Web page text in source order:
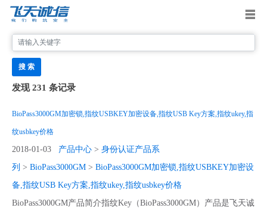
搜 索
发现 231 条记录
BioPass3000GM加密锁,指纹USBKEY加密设备,指纹USB Key方案,指纹ukey,指
纹usbkey价格
2018-01-03 产品中心 > 身份认证产品系
列 > BioPass3000GM > BioPass3000GM加密锁,指纹USBKEY加密设
备,指纹USB Key方案,指纹ukey,指纹usbkey价格
BioPass3000GM产品简介指纹Key（BioPass3000GM）产品是飞天诚